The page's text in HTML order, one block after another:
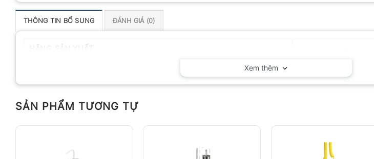
THÔNG TIN BỔ SUNG ĐÁNH GIÁ (0)
Xem thêm
SẢN PHẨM TƯƠNG TỰ